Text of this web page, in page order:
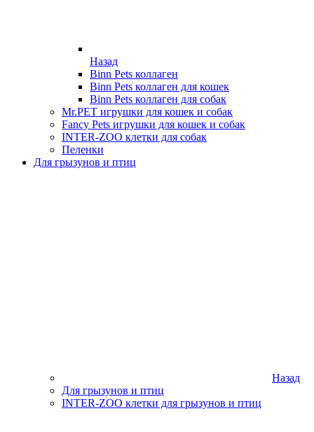
Назад
Binn Pets коллаген
Binn Pets коллаген для кошек
Binn Pets коллаген для собак
Mr.PET игрушки для кошек и собак
Fancy Pets игрушки для кошек и собак
INTER-ZOO клетки для собак
Пеленки
Для грызунов и птиц
Назад
Для грызунов и птиц
INTER-ZOO клетки для грызунов и птиц